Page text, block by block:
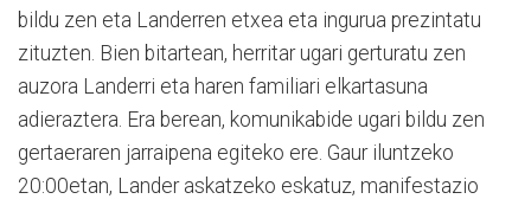
bildu zen eta Landerren etxea eta ingurua prezintatu
zituzten. Bien bitartean, herritar ugari gerturatu zen
auzora Landerri eta haren familiari elkartasuna
adieraztera. Era berean, komunikabide ugari bildu zen
gertaeraren jarraipena egiteko ere. Gaur iluntzeko
20:00etan, Lander askatzeko eskatuz, manifestazio